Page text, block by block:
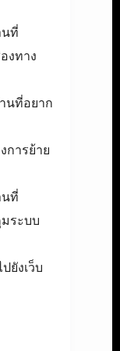
นที่
งทาง
านที่อยาก
การย้าย
นที่
มระบบ
ยังเว็บ